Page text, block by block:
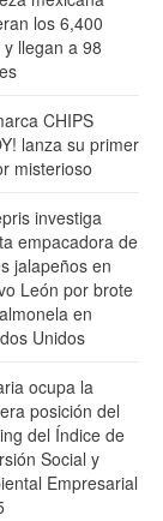
los 6,400
y llegan a 98
CHIPS
lanza su primer
misterioso
investiga
empacadora de
jalapeños en
León por brote
en
Unidos
ocupa la
posición del
del Índice de
Social y
Empresarial